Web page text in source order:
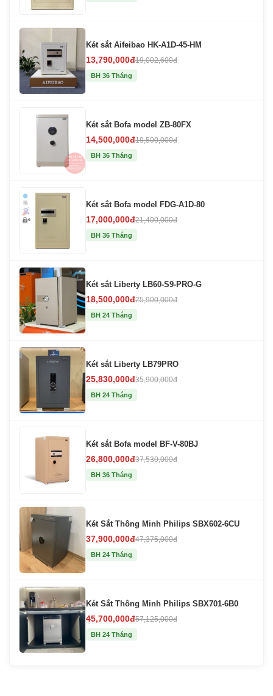
Két sắt Aifeibao HK-A1D-45-HM
13,790,000đ19,002,600đ
BH 36 Tháng
Két sắt Bofa model ZB-80FX
14,500,000đ19,500,000đ
BH 36 Tháng
Két sắt Bofa model FDG-A1D-80
17,000,000đ21,400,000đ
BH 36 Tháng
Két sắt Liberty LB60-S9-PRO-G
18,500,000đ25,900,000đ
BH 24 Tháng
Két sắt Liberty LB79PRO
25,830,000đ35,900,000đ
BH 24 Tháng
Két sắt Bofa model BF-V-80BJ
26,800,000đ37,530,000đ
BH 36 Tháng
Két Sắt Thông Minh Philips SBX602-6CU
37,900,000đ47,375,000đ
BH 24 Tháng
Két Sắt Thông Minh Philips SBX701-6B0
45,700,000đ57,125,000đ
BH 24 Tháng